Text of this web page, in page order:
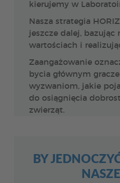
kierujemy w
Nasza strategia
jeszcze dalej, bazując
wartościach i
Zaangażowanie
bycia głównym
wyzwaniom, jakie
do osiągnięcia
zwierząt.
BY